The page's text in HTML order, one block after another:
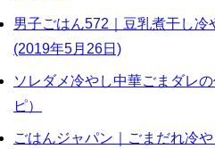
男子ごはん572｜豆乳煮干し
(2019年5月26日)
ソレダメ冷やし中華ごまダレ
ピ）
ごはんジャパン｜ごまだれ冷